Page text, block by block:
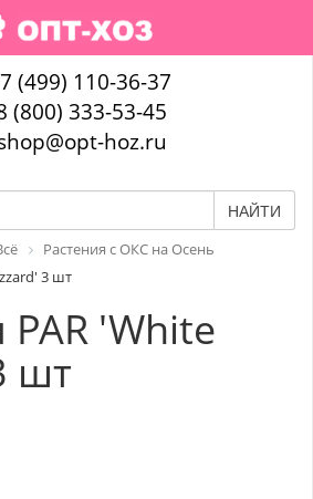
(499) 110-36-37
(800) 333-53-45
hoz.ru
НАЙТИ
Растения с ОКС на Осень
3 шт
'White
шт